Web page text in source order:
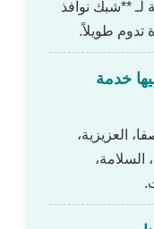
لـ **شبك نوافذ
تدوم طويلاً.
خدمة
العزيزية،
السلامة،